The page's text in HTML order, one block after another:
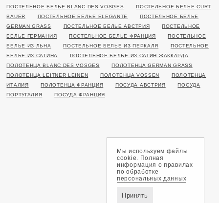
ПОСТЕЛЬНОЕ БЕЛЬЕ BLANC DES VOSGES
ПОСТЕЛЬНОЕ БЕЛЬЕ CURT
BAUER
ПОСТЕЛЬНОЕ БЕЛЬЕ ELEGANTE
ПОСТЕЛЬНОЕ БЕЛЬЕ
GERMAN GRASS
ПОСТЕЛЬНОЕ БЕЛЬЕ АВСТРИЯ
ПОСТЕЛЬНОЕ
БЕЛЬЕ ГЕРМАНИЯ
ПОСТЕЛЬНОЕ БЕЛЬЕ ФРАНЦИЯ
ПОСТЕЛЬНОЕ
БЕЛЬЕ ИЗ ЛЬНА
ПОСТЕЛЬНОЕ БЕЛЬЕ ИЗ ПЕРКАЛЯ
ПОСТЕЛЬНОЕ
БЕЛЬЕ ИЗ САТИНА
ПОСТЕЛЬНОЕ БЕЛЬЕ ИЗ САТИН-ЖАККАРДА
ПОЛОТЕНЦА BLANC DES VOSGES
ПОЛОТЕНЦА GERMAN GRASS
ПОЛОТЕНЦА LEITNER LEINEN
ПОЛОТЕНЦА VOSSEN
ПОЛОТЕНЦА
ИТАЛИЯ
ПОЛОТЕНЦА ФРАНЦИЯ ПОСУДА АВСТРИЯ
ПОСУДА
ПОРТУГАЛИЯ
ПОСУДА ФРАНЦИЯ
Мы используем файлы
cookie. Полная
информация о правилах
по обработке
персональных данных
Принять